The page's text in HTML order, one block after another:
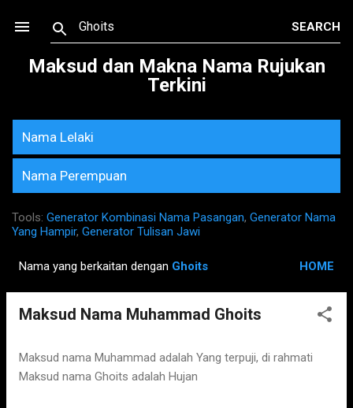
Maksud dan Makna Nama Rujukan
Terkini
Nama Lelaki
Nama Perempuan
Tools: Generator Kombinasi Nama Pasangan, Generator Nama
Yang Hampir, Generator Tulisan Jawi
o
Nama yang berkaitan dengan Ghoits HOME
Maksud Nama Muhammad Ghoits
Maksud nama Muhammad adalah Yang terpuji, di rahmati
Maksud nama Ghoits adalah Hujan